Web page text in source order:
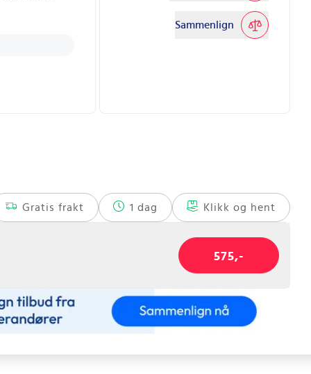
Sammenlign
Gratis frakt 1 dag Klikk og hent
575,-